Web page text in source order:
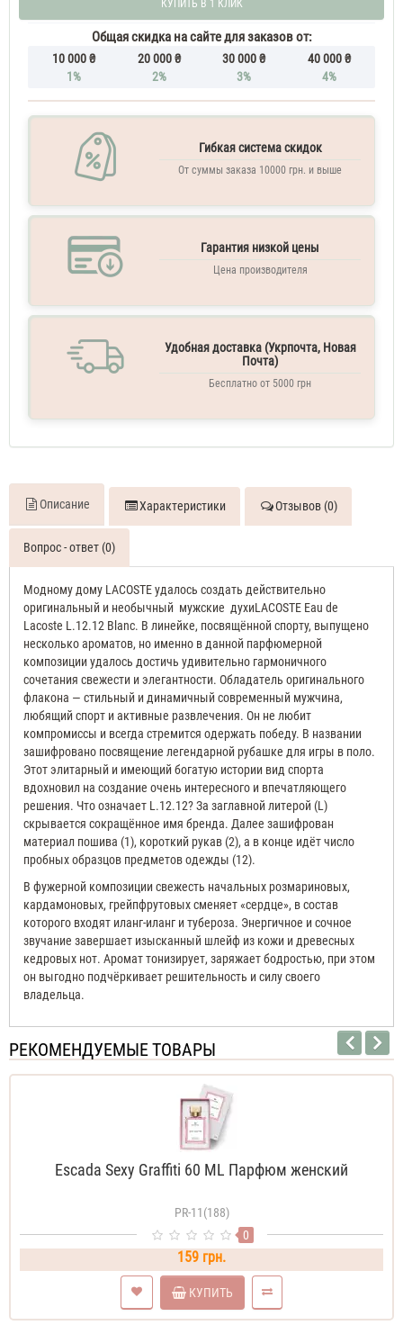
мужские
Lacoste
мужские
вода
КУПИТЬ В 1 КЛИК
Общая скидка на сайте для заказов от:
10 000 ₴
1%
20 000 ₴
2%
30 000 ₴
3%
40 000 ₴
4%
Гибкая система скидок
От суммы заказа 10000 грн. и выше
Гарантия низкой цены
Цена производителя
Удобная доставка (Укрпочта, Новая
Почта)
Бесплатно от 5000 грн
Описание Характеристики Отзывов (0)
Вопрос - ответ (0)
Модному дому LACOSTE удалось создать действительно
оригинальный и необычный мужские духиLACOSTE Eau de
Lacoste L.12.12 Blanc. В линейке, посвящённой спорту, выпущено
несколько ароматов, но именно в данной парфюмерной
композиции удалось достичь удивительно гармоничного
сочетания свежести и элегантности. Обладатель оригинального
флакона — стильный и динамичный современный мужчина,
любящий спорт и активные развлечения. Он не любит
компромиссы и всегда стремится одержать победу. В названии
зашифровано посвящение легендарной рубашке для игры в поло.
Этот элитарный и имеющий богатую истории вид спорта
вдохновил на создание очень интересного и впечатляющего
решения. Что означает L.12.12? За заглавной литерой (L)
скрывается сокращённое имя бренда. Далее зашифрован
материал пошива (1), короткий рукав (2), а в конце идёт число
пробных образцов предметов одежды (12).
В фужерной композиции свежесть начальных розмариновых,
кардамоновых, грейпфрутовых сменяет «сердце», в состав
которого входят иланг-иланг и тубероза. Энергичное и сочное
звучание завершает изысканный шлейф из кожи и древесных
кедровых нот. Аромат тонизирует, заряжает бодростью, при этом
он выгодно подчёркивает решительность и силу своего
владельца.
РЕКОМЕНДУЕМЫЕ ТОВАРЫ
Escada Sexy Graffiti 60 ML Парфюм женский
PR-11(188)
0
159 грн.
КУПИТЬ